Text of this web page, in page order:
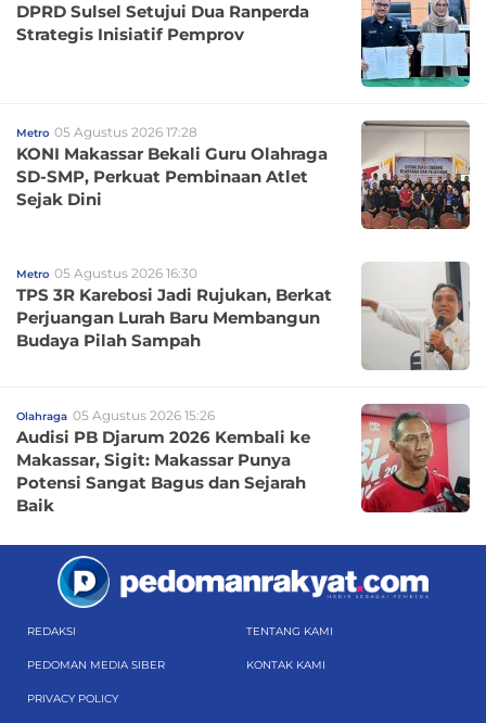
DPRD Sulsel Setujui Dua Ranperda
Strategis Inisiatif Pemprov
Metro 05 Agustus 2026 17:28
KONI Makassar Bekali Guru Olahraga
SD-SMP, Perkuat Pembinaan Atlet
Sejak Dini
Metro 05 Agustus 2026 16:30
TPS 3R Karebosi Jadi Rujukan, Berkat
Perjuangan Lurah Baru Membangun
Budaya Pilah Sampah
Olahraga 05 Agustus 2026 15:26
Audisi PB Djarum 2026 Kembali ke
Makassar, Sigit: Makassar Punya
Potensi Sangat Bagus dan Sejarah
Baik
REDAKSI TENTANG KAMI
PEDOMAN MEDIA SIBER KONTAK KAMI
PRIVACY POLICY